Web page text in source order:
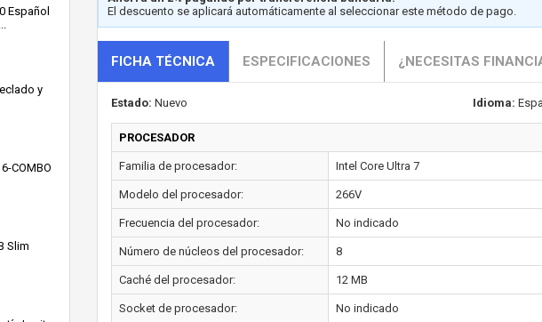
Español
y
COMBO
Slim
El descuento se aplicará automáticamente al seleccionar este método de pago.
FICHA TÉCNICA ESPECIFICACIONES ¿NECESITAS
Estado: Nuevo Idioma:
PROCESADOR
Familia de procesador: Intel Core Ultra 7
Modelo del procesador: 266V
Frecuencia del procesador: No indicado
Número de núcleos del procesador: 8
Caché del procesador: 12 MB
Socket de procesador: No indicado